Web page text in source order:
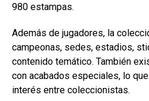
980 estampas.
Además de jugadores, la
campeonas, sedes, estadios,
contenido temático. También
con acabados especiales, lo
interés entre coleccionistas.